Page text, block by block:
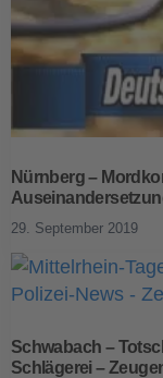
Nürnberg –
29. September 2019
Schwabach –
Schlägerei –